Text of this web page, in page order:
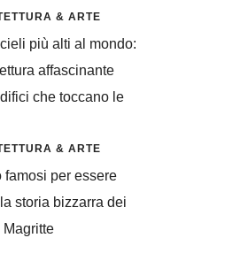
& ARTE
più alti al mondo:
affascinante
che toccano le
& ARTE
famosi per essere
storia bizzarra dei
Magritte